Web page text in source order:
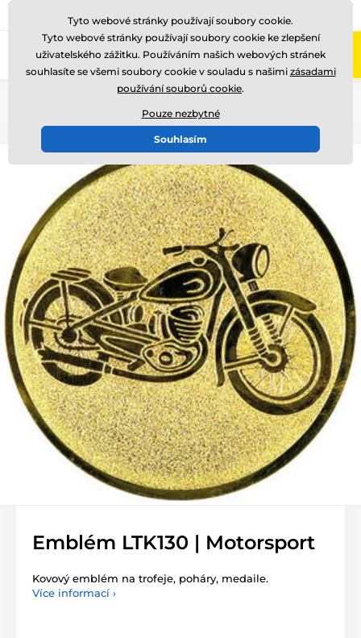
Zavolejte nám (Po-Pá 8-17)
Emblém LTK130 | Motorsport
Kovový emblém na trofeje, poháry, medaile.
Více informací ›
Tyto webové stránky používají soubory cookie.
Tyto webové stránky používají soubory cookie ke zlepšení
uživatelského zážitku. Používáním našich webových stránek
souhlasíte se všemi soubory cookie v souladu s našimi zásadami
používání souborů cookie.
Pouze nezbytné
Souhlasím